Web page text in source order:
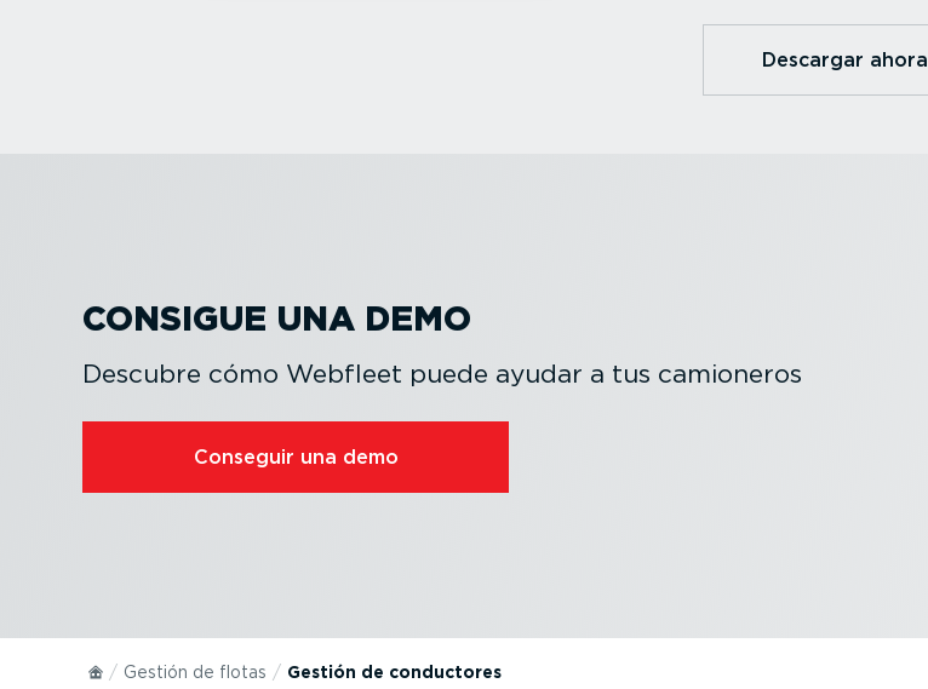
Descargar ahora
CONSIGUE UNA DEMO
Descubre cómo Webfleet puede ayudar a tus camioneros
Conseguir una demo
Gestión de flotas Gestión de conductores